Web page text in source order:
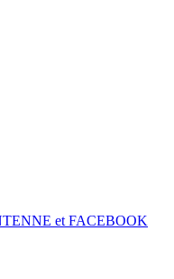
et FACEBOOK